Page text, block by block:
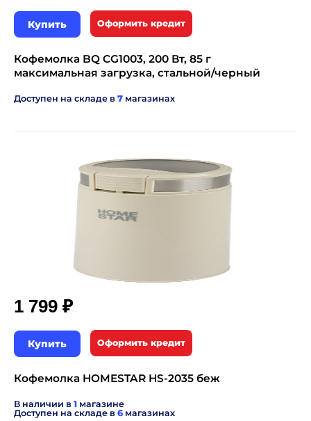
Купить Оформить кредит
Кофемолка BQ CG1003, 200 Вт, 85 г
максимальная загрузка, стальной/черный
Доступен на складе в 7 магазинах
1 799 ₽
Купить Оформить кредит
Кофемолка HOMESTAR HS-2035 беж
В наличии в 1 магазине
Доступен на складе в 6 магазинах